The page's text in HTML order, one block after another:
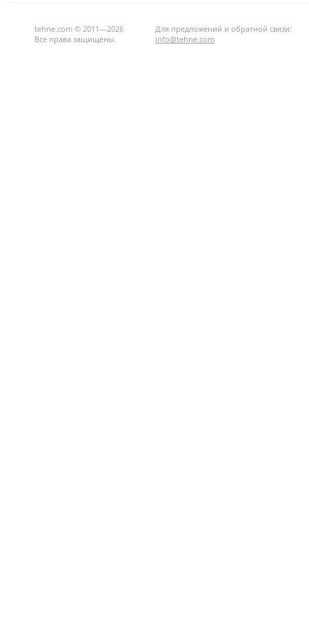
tehne.com © 2011—2026
Все права защищены.
Для предложений и обратной связи:
info@tehne.com